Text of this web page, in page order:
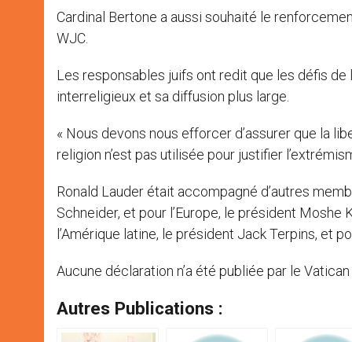
Cardinal Bertone a aussi souhaité le
WJC.
Les responsables juifs ont redit que les défis
interreligieux et sa diffusion plus large.
« Nous devons nous efforcer d’assurer que la
religion n’est pas utilisée pour justifier
Ronald Lauder était accompagné d’autres
Schneider, et pour l’Europe, le président Moshe
l’Amérique latine, le président Jack Terpins, et
Aucune déclaration n’a été publiée par le
Autres Publications :